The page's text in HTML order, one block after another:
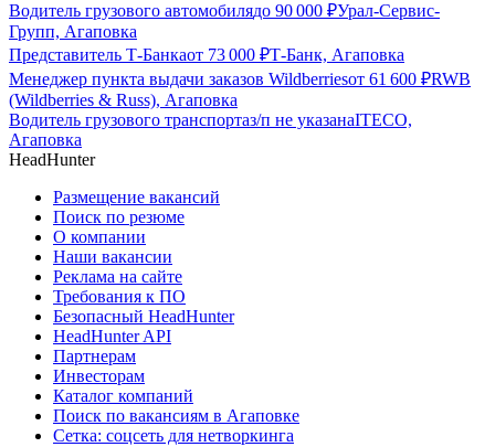
Водитель грузового автомобилядо 90 000 ₽Урал-Сервис-
Групп, Агаповка
Представитель Т-Банкаот 73 000 ₽Т-Банк, Агаповка
Менеджер пункта выдачи заказов Wildberriesот 61 600 ₽RWB
(Wildberries & Russ), Агаповка
Водитель грузового транспортаз/п не указанаITECO,
Агаповка
HeadHunter
Размещение вакансий
Поиск по резюме
О компании
Наши вакансии
Реклама на сайте
Требования к ПО
Безопасный HeadHunter
HeadHunter API
Партнерам
Инвесторам
Каталог компаний
Поиск по вакансиям в Агаповке
Сетка: соцсеть для нетворкинга